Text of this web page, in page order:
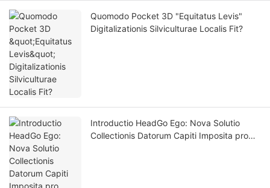
Quomodo Pocket 3D "Equitatus Levis"
Digitalizationis Silviculturae Localis Fit?
Introductio HeadGo Ego: Nova Solutio
Collectionis Datorum Capiti Imposita pro